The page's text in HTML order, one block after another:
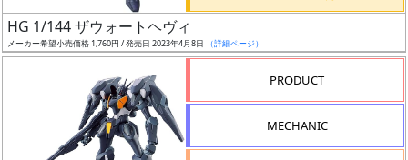
日
発
売
HG 1/144 ザウォートヘヴィ
メーカー希望小売価格 1,760円 / 発売日 2023年4月8日 （詳細ページ）
PRODUCT
MECHANIC